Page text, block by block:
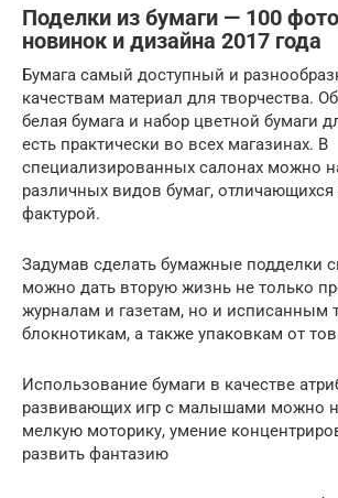
Поделки из бумаги — 100
новинок и дизайна 2017 года
Бумага самый доступный и
качествам материал для творчества.
белая бумага и набор цветной бумаги
есть практически во всех магазинах. В
специализированных салонах можно
различных видов бумаг,
фактурой.
Задумав сделать бумажные подделки
можно дать вторую жизнь не только
журналам и газетам, но и исписанным
блокнотикам, а также упаковкам от
Использование бумаги в качестве
развивающих игр с малышами можно
мелкую моторику, умение
развить фантазию